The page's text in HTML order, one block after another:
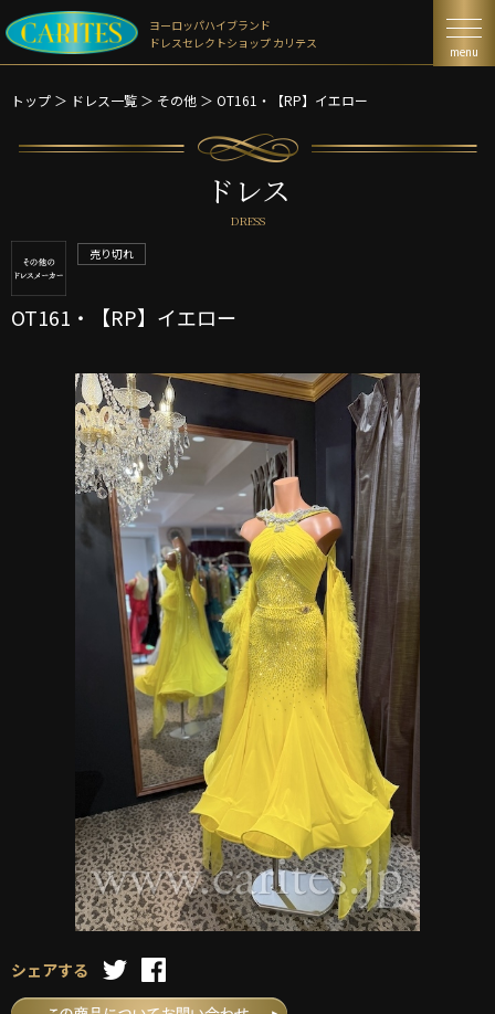
ヨーロッパハイブランド
ドレスセレクトショップ カリテス
menu
トップ ＞ ドレス一覧 ＞ その他 ＞ OT161・【RP】イエロー
ドレス
DRESS
売り切れ
OT161・【RP】イエロー
シェアする